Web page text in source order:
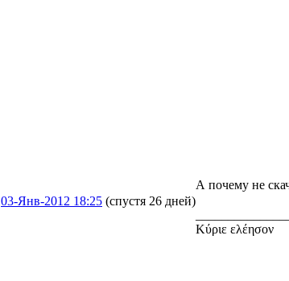
03-Янв-2012 18:25 (спустя 26 дней)
А почему не
Κύριε ελέησον